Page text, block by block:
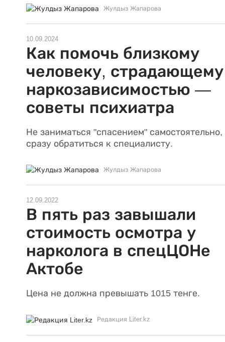
Жулдыз Жапарова
10.09.2024
Как помочь близкому
человеку, страдающему
наркозависимостью —
советы психиатра
Не заниматься "спасением" самостоятельно,
сразу обратиться к специалисту.
Жулдыз Жапарова
12.09.2022
В пять раз завышали
стоимость осмотра у
нарколога в спецЦОНе
Актобе
Цена не должна превышать 1015 тенге.
Редакция Liter.kz